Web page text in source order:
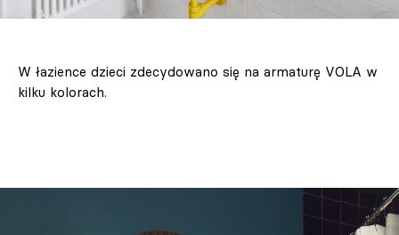
W łazience dzieci zdecydowano się na armaturę VOLA w
kilku kolorach.